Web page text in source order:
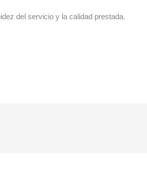
del servicio y la calidad prestada.